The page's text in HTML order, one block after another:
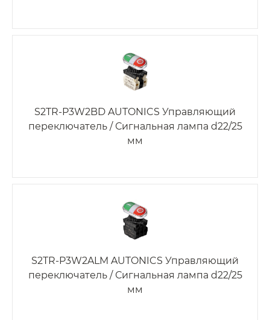
S2TR-P3W2BD AUTONICS Управляющий
переключатель / Сигнальная лампа d22/25
мм
S2TR-P3W2ALM AUTONICS Управляющий
переключатель / Сигнальная лампа d22/25
мм